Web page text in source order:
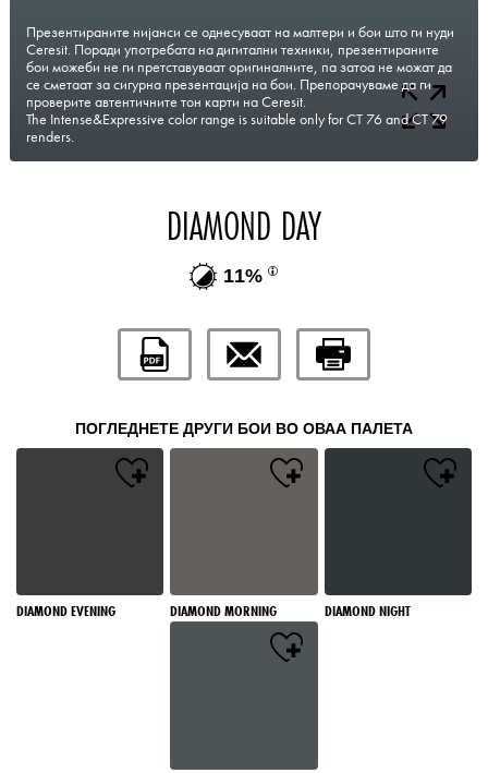
Презентираните нијанси се однесуваат на малтери и бои што ги нуди
Ceresit. Поради употребата на дигитални техники, презентираните
бои можеби не ги претставуваат оригиналните, па затоа не можат да
се сметаат за сигурна презентација на бои. Препорачуваме да ги
проверите автентичните тон карти на Ceresit.
The Intense&Expressive color range is suitable only for CT 76 and CT 79
renders.
DIAMOND DAY
11%
ПОГЛЕДНЕТЕ ДРУГИ БОИ ВО ОВАА ПАЛЕТА
DIAMOND EVENING DIAMOND MORNING DIAMOND NIGHT